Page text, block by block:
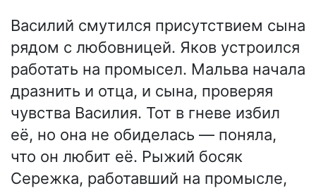
Василий смутился присутствием сына
рядом с любовницей. Яков устроился
работать на промысел. Мальва начала
дразнить и отца, и сына, проверяя
чувства Василия. Тот в гневе избил
её, но она не обиделась — поняла,
что он любит её. Рыжий босяк
Сережка, работавший на промысле,